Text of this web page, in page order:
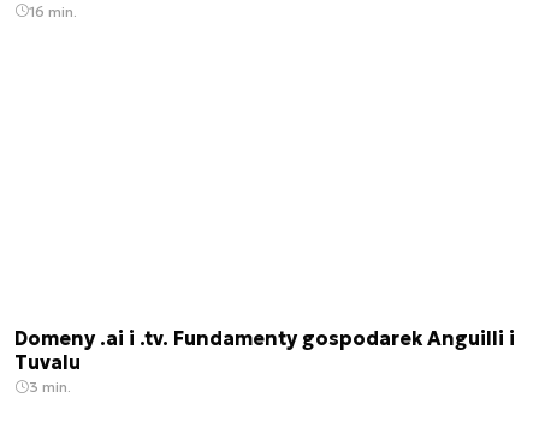
16 min.
Domeny .ai i .tv. Fundamenty gospodarek Anguilli i
Tuvalu
3 min.